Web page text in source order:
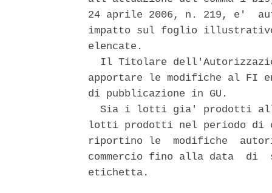
24 aprile 2006, n. 219, e'
impatto sul foglio
elencate.
Il Titolare
apportare le modifiche al FI
di pubblicazione in GU.
Sia i lotti gia' prodotti
lotti prodotti nel periodo di
riportino le  modifiche
commercio fino alla data  di
etichetta.